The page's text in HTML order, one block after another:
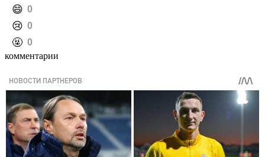
️😄 0
️😢 0
️🤬 0
комментарии